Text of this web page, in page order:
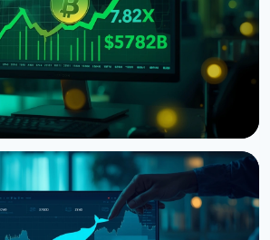
обігнали спот у 7,82 раза на